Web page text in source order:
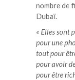
nombre de
Dubaï.
« Elles sont
pour une
tout pour
pour avoir
pour être